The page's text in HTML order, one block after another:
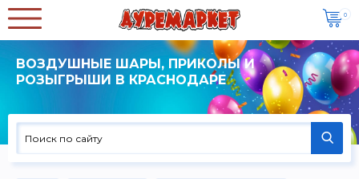
0
ВОЗДУШНЫЕ ШАРЫ, ПРИКОЛЫ И
РОЗЫГРЫШИ В КРАСНОДАРЕ